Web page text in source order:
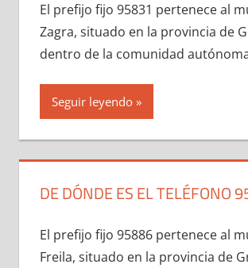
El prefijo fijo 95831 pertenece al
Zagra, situado en la provincia dе
dentro dе la comunidad
Seguir leyendo
DE DÓNDE ES EL TELÉFONO
El prefijo fijo 95886 pertenece al
Freila, situado en la provincia dе